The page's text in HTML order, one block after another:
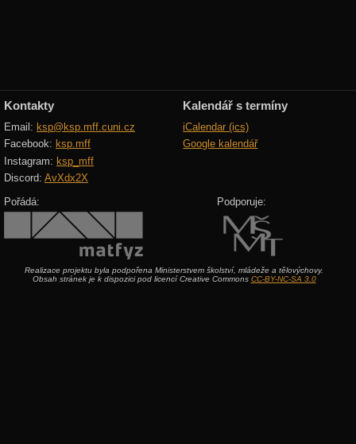
Kontakty
Email: ksp@ksp.mff.cuni.cz
Facebook: ksp.mff
Instagram: ksp_mff
Discord: AvXdx2X
Kalendář s termíny
iCalendar (ics)
Google kalendář
Pořádá: Podporuje:
Realizace projektu byla podpořena Ministerstvem školství, mládeže a tělovýchovy.
Obsah stránek je k dispozici pod licencí Creative Commons CC-BY-NC-SA 3.0